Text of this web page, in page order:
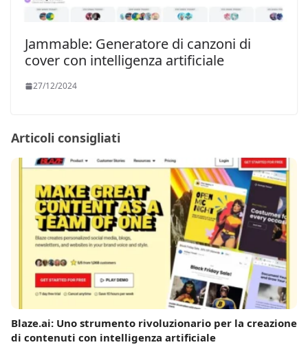
Jammable: Generatore di canzoni di
cover con intelligenza artificiale
27/12/2024
Articoli consigliati
Blaze.ai: Uno strumento rivoluzionario per la creazione
di contenuti con intelligenza artificiale